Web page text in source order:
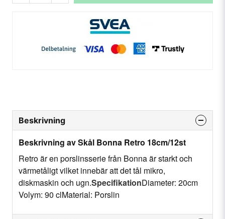
Beskrivning
Beskrivning av Skål Bonna Retro 18cm/12st
Retro är en porslinsserie från Bonna är starkt och
värmetåligt vilket innebär att det tål mikro,
diskmaskin och ugn.SpecifikationDiameter: 20cm
Volym: 90 clMaterial: Porslin